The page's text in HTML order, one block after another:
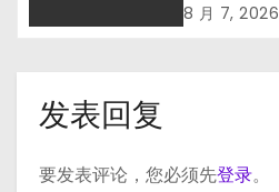
8 月 7, 2026
发表回复
要发表评论，您必须先登录。